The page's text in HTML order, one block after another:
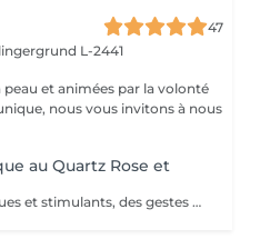
47
L-2441
peau et animées par la volonté
nous vous invitons à nous
au Quartz Rose et
Des rythmes variés, énergétiques et stimulants, des gestes profonds et précis tonifient les tissus, dénouent les tensions et libèrent l'énergie du corps. Profondément régénérée et détoxiquée, on s'abandonne à une détente absolue. La peau est revigorée, au meilleur de sa forme et de son énergie.